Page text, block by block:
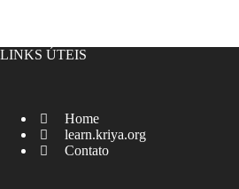
LINKS ÚTEIS
Home
learn.kriya.org
Contato